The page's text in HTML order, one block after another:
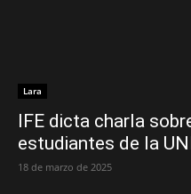
Lara
IFE dicta charla
estudiantes de la
18 de marzo de 2025